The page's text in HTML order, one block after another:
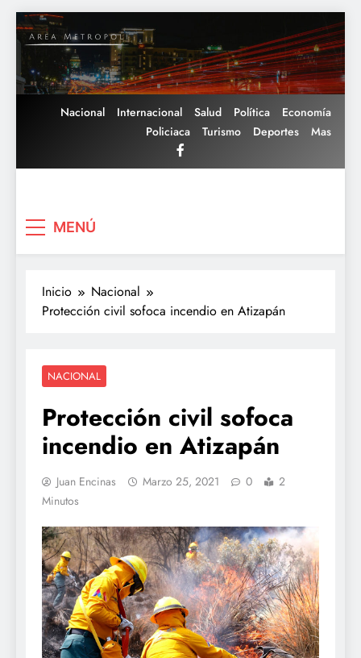
Saltar
al
contenido
Nacional Internacional Salud Política
Economía
Policiaca
Turismo Deportes Mas
MENÚ
Inicio
Nacional
Protección civil sofoca incendio en Atizapán
NACIONAL
Protección civil sofoca
incendio en Atizapán
Juan Encinas Marzo 25, 2021 0
2
Minutos